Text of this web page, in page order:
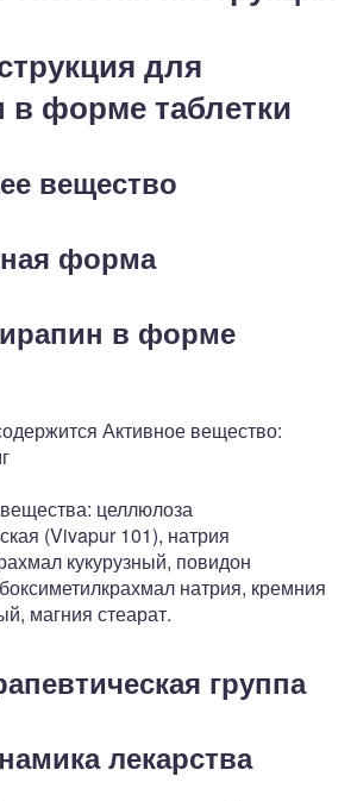
для
в форме таблетки
вещество
форма
в форме
Активное вещество:
целлюлоза
(Vivapur 101), натрия
кукурузный, повидон
натрия, кремния
магния стеарат.
группа
лекарства